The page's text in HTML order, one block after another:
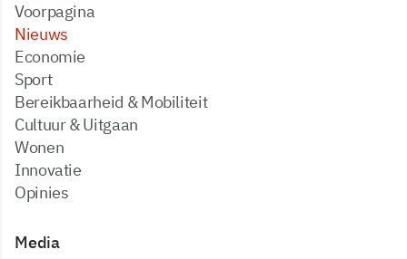
Voorpagina
Nieuws
Economie
Sport
Bereikbaarheid & Mobiliteit
Cultuur & Uitgaan
Wonen
Innovatie
Opinies
Media